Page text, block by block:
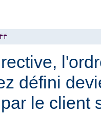
défini
le client